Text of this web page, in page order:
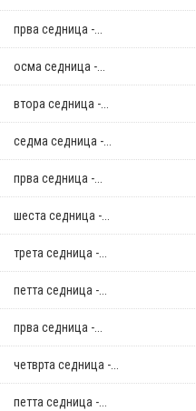
прва седница -...
осма седница -...
втора седница -...
седма седница -...
прва седница -...
шеста седница -...
трета седница -...
петта седница -...
прва седница -...
четврта седница -...
петта седница -...